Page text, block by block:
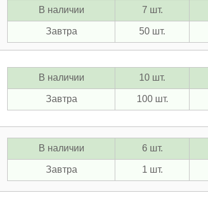
В наличии 7 шт.
Завтра 50 шт.
В наличии 10 шт.
Завтра 100 шт.
В наличии 6 шт.
Завтра 1 шт.